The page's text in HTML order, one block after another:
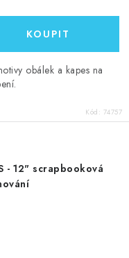
obálek a kapes na
Kód: 74757
- 12" scrapbooková